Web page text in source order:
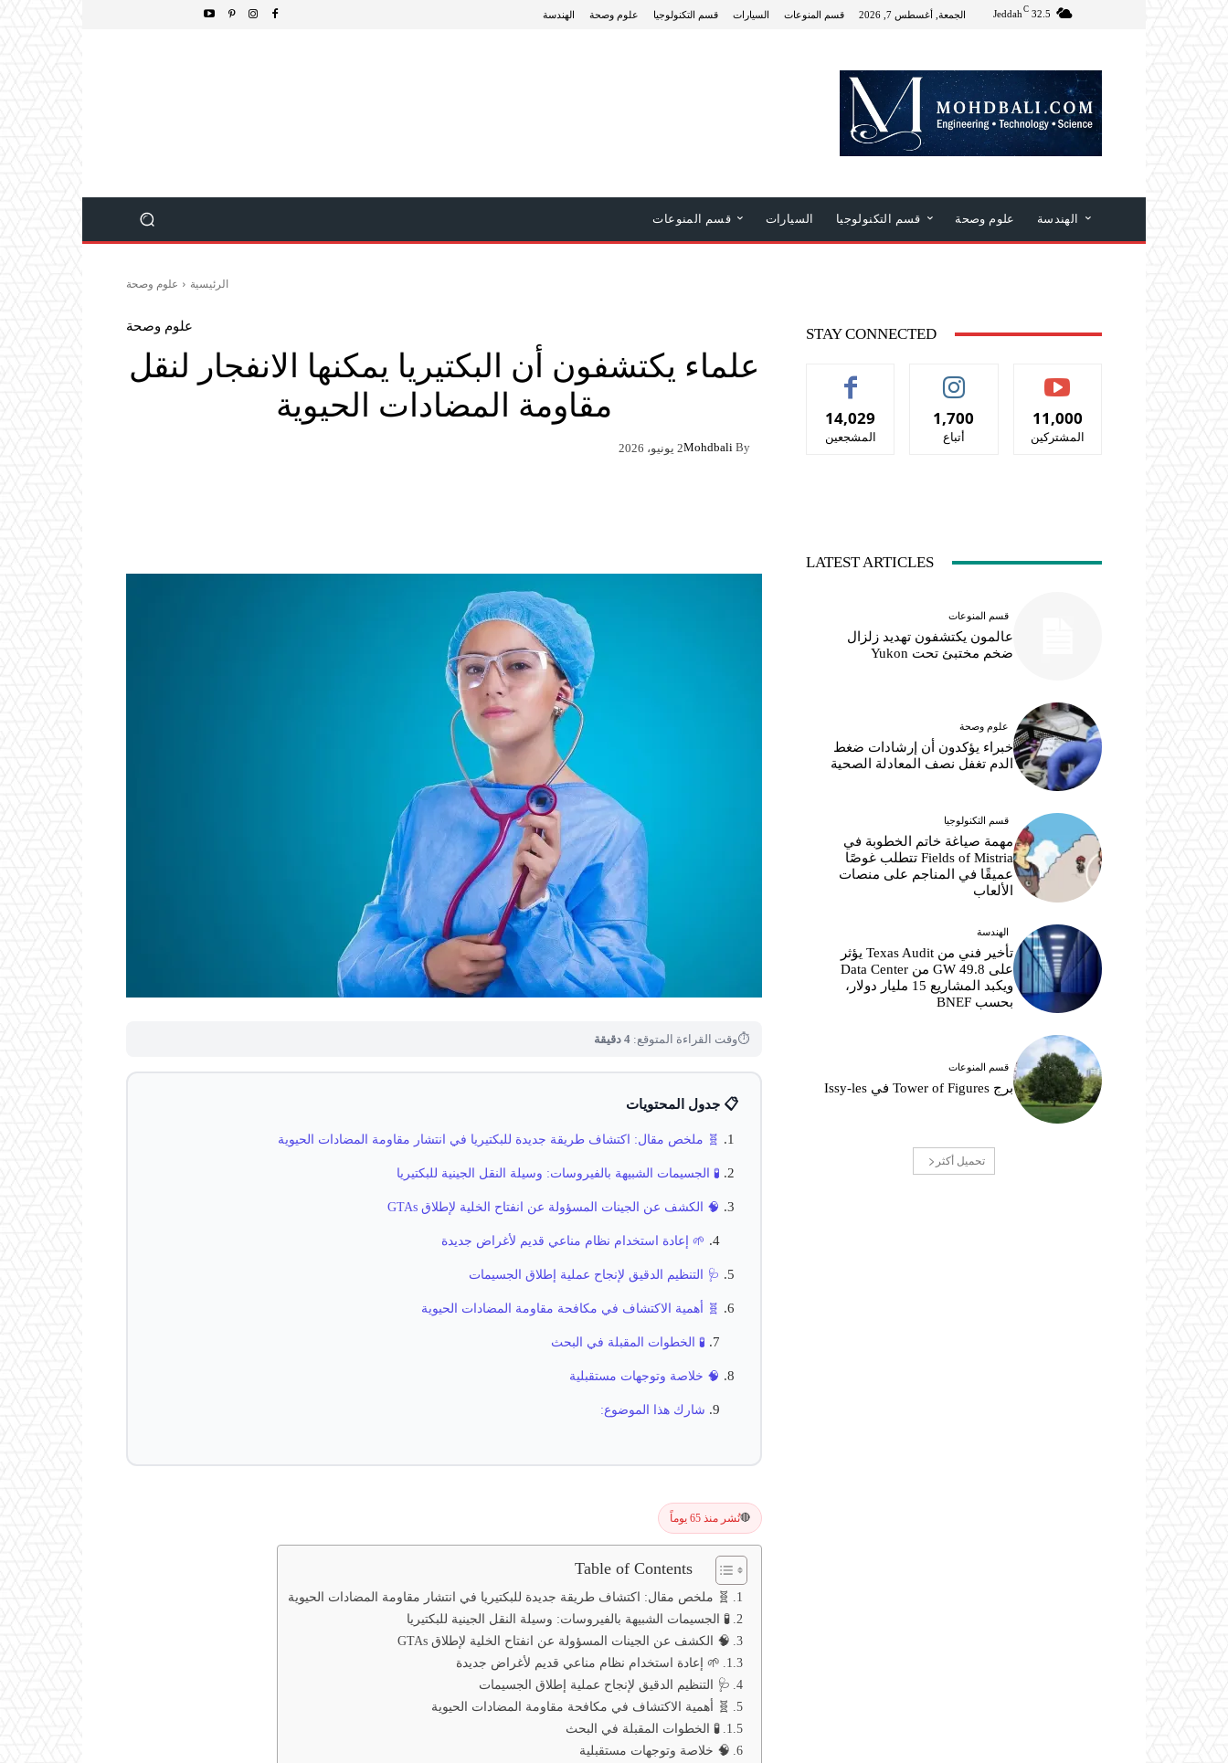
32.5
C
Jeddah الجمعة, أغسطس 7, 2026 الهندسة علوم وصحة قسم التكنولوجيا السيارات قسم المنوعات
الهندسة علوم وصحة قسم التكنولوجيا السيارات قسم المنوعات
الرئيسية علوم وصحة
علوم وصحة
علماء يكتشفون أن البكتيريا يمكنها الانفجار لنقل
مقاومة المضادات الحيوية
By
Mohdbali2 يونيو، 2026
⏱وقت القراءة المتوقع: 4 دقيقة
📋 جدول المحتويات
🧬 ملخص مقال: اكتشاف طريقة جديدة للبكتيريا في انتشار مقاومة المضادات الحيوية
🧪 الجسيمات الشبيهة بالفيروسات: وسيلة النقل الجينية للبكتيريا
🧠 الكشف عن الجينات المسؤولة عن انفتاح الخلية لإطلاق GTAs
🌱 إعادة استخدام نظام مناعي قديم لأغراض جديدة
🩺 التنظيم الدقيق لإنجاح عملية إطلاق الجسيمات
🧬 أهمية الاكتشاف في مكافحة مقاومة المضادات الحيوية
🧪 الخطوات المقبلة في البحث
🧠 خلاصة وتوجهات مستقبلية
شارك هذا الموضوع:
🔴نُشر منذ 65 يوماً
Table of Contents
🧬 ملخص مقال: اكتشاف طريقة جديدة للبكتيريا في انتشار مقاومة المضادات الحيوية
🧪 الجسيمات الشبيهة بالفيروسات: وسيلة النقل الجينية للبكتيريا
🧠 الكشف عن الجينات المسؤولة عن انفتاح الخلية لإطلاق GTAs
🌱 إعادة استخدام نظام مناعي قديم لأغراض جديدة
🩺 التنظيم الدقيق لإنجاح عملية إطلاق الجسيمات
🧬 أهمية الاكتشاف في مكافحة مقاومة المضادات الحيوية
🧪 الخطوات المقبلة في البحث
🧠 خلاصة وتوجهات مستقبلية
STAY CONNECTED
14,029
المشجعين
1,700
أتباع
11,000
المشتركين
LATEST ARTICLES
قسم المنوعات
عالمون يكتشفون تهديد زلزال
ضخم مختبئ تحت Yukon
علوم وصحة
خبراء يؤكدون أن إرشادات ضغط
الدم تغفل نصف المعادلة الصحية
قسم التكنولوجيا
مهمة صياغة خاتم الخطوبة في
Fields of Mistria تتطلب غوصًا
عميقًا في المناجم على منصات
الألعاب
الهندسة
تأخير فني من Texas Audit يؤثر
على 49.8 GW من Data Center
ويكبد المشاريع 15 مليار دولار،
بحسب BNEF
قسم المنوعات
برج Tower of Figures في Issy-les
تحميل أكثر